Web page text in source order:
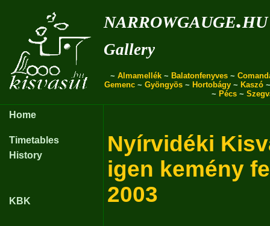
narrowgauge.hu
Gallery
~ Almamellék ~ Balatonfenyves ~
Gemenc ~ Gyöngyös ~ Hortobágy ~ Kaszó
~ Pécs ~
Home
Timetables
History
KBK
Nyírvidéki
igen kemény
2003